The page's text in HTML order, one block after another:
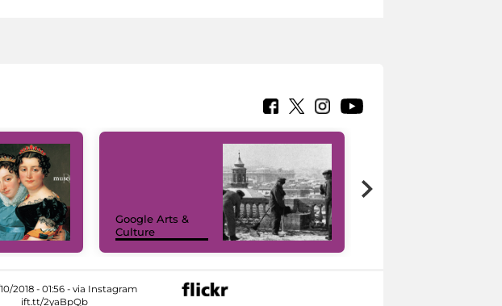
Google Arts &
Culture